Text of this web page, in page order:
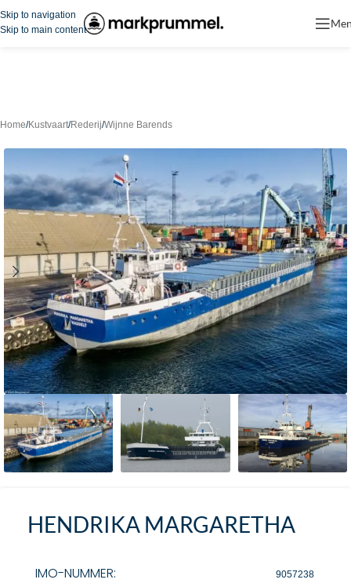
Skip to navigation
Skip to main content
Home/Kustvaart/Rederij/Wijnne Barends
HENDRIKA MARGARETHA
IMO-NUMMER: 9057238